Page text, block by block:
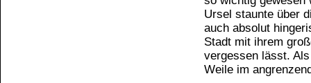
Ursel staunte über
auch absolut
Stadt mit ihrem
vergessen lässt.
Weile im